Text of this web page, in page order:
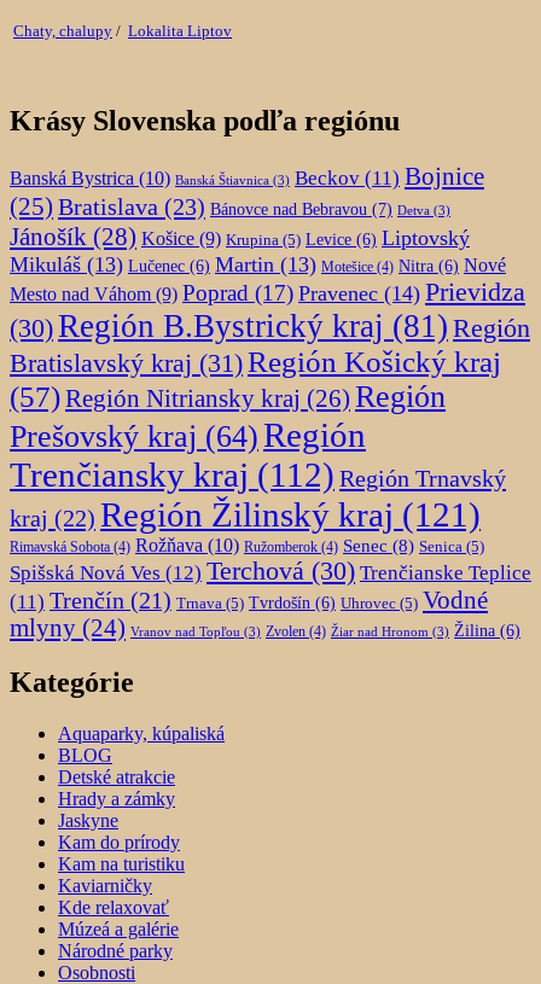
Chaty, chalupy / Lokalita Liptov
Krásy Slovenska podľa regiónu
Banská Bystrica (10) Banská Štiavnica (3) Beckov (11) Bojnice
(25) Bratislava (23) Bánovce nad Bebravou (7) Detva (3)
Jánošík (28) Košice (9) Krupina (5) Levice (6) Liptovský
Mikuláš (13) Lučenec (6) Martin (13) Motešice (4) Nitra (6) Nové
Mesto nad Váhom (9) Poprad (17) Pravenec (14) Prievidza
(30)Región B.Bystrický kraj (81) Región
Bratislavský kraj (31)Región Košický kraj
(57)Región Nitriansky kraj (26) Región
Prešovský kraj (64)Región
Trenčiansky kraj (112) Región Trnavský
kraj (22) Región Žilinský kraj (121)
Rimavská Sobota (4) Rožňava (10) Ružomberok (4) Senec (8) Senica (5)
Spišská Nová Ves (12) Terchová (30) Trenčianske Teplice
(11) Trenčín (21) Trnava (5) Tvrdošín (6) Uhrovec (5) Vodné
mlyny (24) Vranov nad Topľou (3) Zvolen (4) Žiar nad Hronom (3) Žilina (6)
Kategórie
Aquaparky, kúpaliská
BLOG
Detské atrakcie
Hrady a zámky
Jaskyne
Kam do prírody
Kam na turistiku
Kaviarničky
Kde relaxovať
Múzeá a galérie
Národné parky
Osobnosti